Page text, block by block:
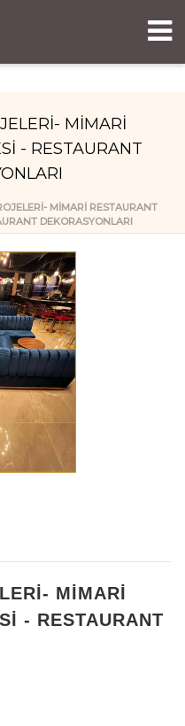
MİMARİ
- RESTAURANT
MİMARİ RESTAURANT
DEKORASYONLARI
MİMARİ
- RESTAURANT